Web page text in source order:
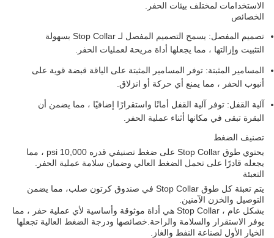
الاستخدامات لمختلف بيئات الحفر.
الخصائص
تصميم المفصل: يسمح التصميم المفصل لـ Stop Collar بسهولة
التثبيت وإزالتها ، مما يجعلها أداة مريحة لعمليات الحفر.
المسامير المثبتة: توفر المسامير المثبتة على الياقة قبضة قوية على
أنبوب الحفر ، مما يمنع أي حركة أو انزلاق.
آلية القفل: توفر آلية القفل أمانًا واستقرارًا إضافيًا ، مما يضمن أن
البقرة تبقى في مكانها أثناء عملية الحفر.
تصنيف الضغط
يحتوي طوق Stop Collar على ضغط تصنيفي قدره 10,000 psi ، مما
يجعله قادرًا على تحمل الضغط العالي وضمان سلامة عملية الحفر.
التعبئة
يتم تعبئة كل طوق Stop Collar في صندوق كرتون صلب، مما يضمن
التوصيل والخزن الآمنين.
بشكل عام ، Stop Collar هي أداة موثوقة وأساسية لأي عملية حفر ، مما
يوفر الاستقرار والسلامة والراحة.خصائصها ودرجة الضغط العالية تجعلها
الخيار الأول لصناعة النفط والغاز.